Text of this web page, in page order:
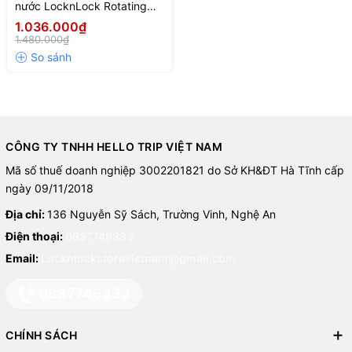
Thông số kỹ thuật
Model: ENI282WHT
Công suất: 1000–1200W
Dung tích bình nước: 80ml
Màu sắc: Trắng
Thương hiệu: LocknLock
Công suất 1200W làm nóng nhanh
nước LocknLock Rotating
steam iron 220-240V, 50-
60Hz, 1000-1200W, 80ml -
Màu trắng
1.036.000₫
1.480.000₫
CÔNG TY TNHH HELLO TRIP VIỆT NAM
Mã số thuế doanh nghiệp 3002201821 do Sở KH&ĐT Hà Tĩnh cấp
ngày 09/11/2018
Địa chỉ:136 Nguyễn Sỹ Sách, Trường Vinh, Nghệ An
Điện thoại:
Email:
CHÍNH SÁCH